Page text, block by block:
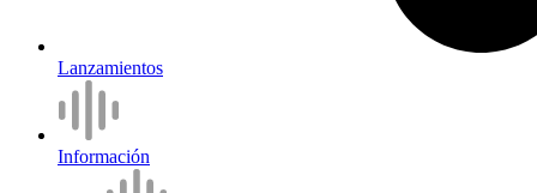
Lanzamientos
Información